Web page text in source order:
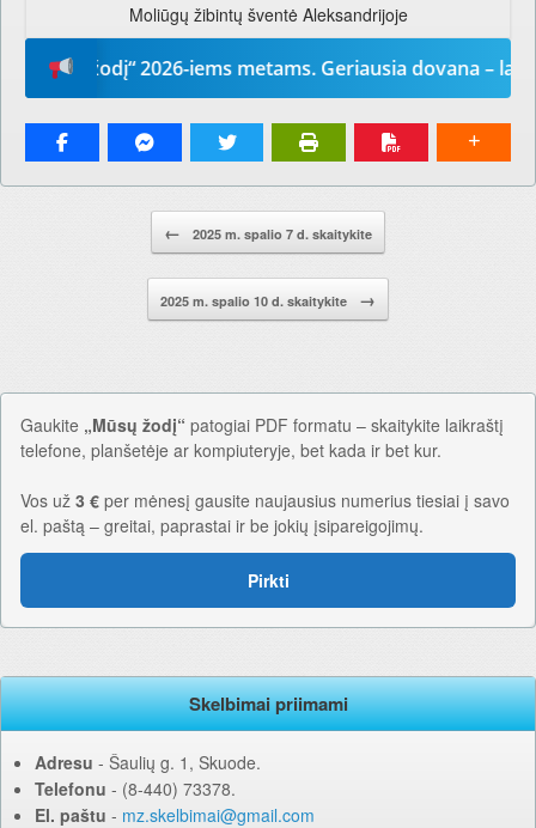
Moliūgų žibintų šventė Aleksandrijoje
žodį“ 2026-iems metams. Geriausia dovana –
← 2025 m. spalio 7 d. skaitykite
2025 m. spalio 10 d. skaitykite →
Gaukite „Mūsų žodį“ patogiai PDF formatu – skaitykite laikraštį
telefone, planšetėje ar kompiuteryje, bet kada ir bet kur.
Vos už 3 € per mėnesį gausite naujausius numerius tiesiai į savo
el. paštą – greitai, paprastai ir be jokių įsipareigojimų.
Pirkti
Skelbimai priimami
Adresu ‐ Šaulių g. 1, Skuode.
Telefonu ‐ (8-440) 73378.
El. paštu ‐ mz.skelbimai@gmail.com